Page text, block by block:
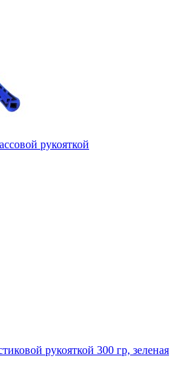
рукояткой
рукояткой 300 гр, зеленая